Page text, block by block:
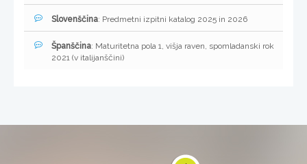
Slovenščina: Predmetni izpitni katalog 2025 in 2026
Španščina: Maturitetna pola 1, višja raven, spomladanski rok
2021 (v italijanščini)